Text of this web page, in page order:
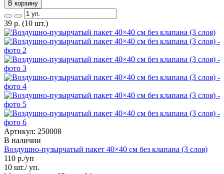
В корзину
39 р. (10 шт.)
Артикул: 250008
В наличии
Воздушно-пузырчатый пакет 40×40 см без клапана (3 слоя)
110 р./уп
10 шт./ уп.